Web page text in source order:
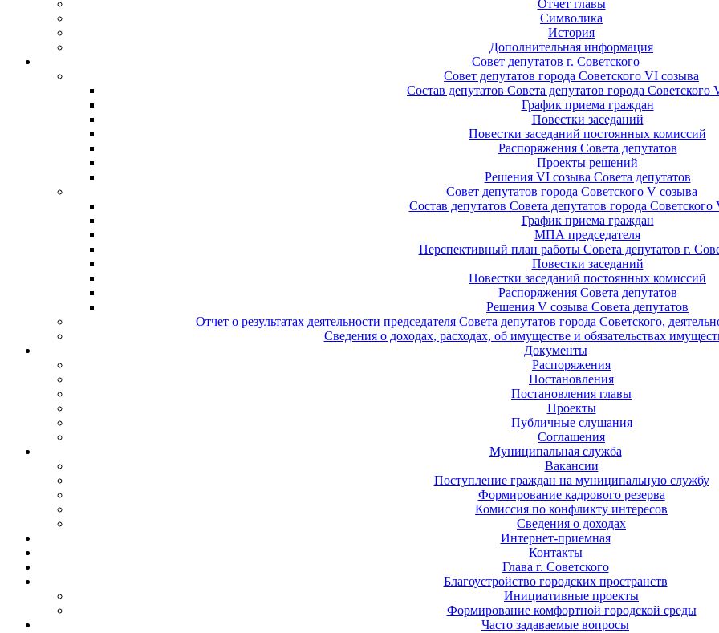
Отчет главы
Символика
История
Дополнительная информация
Совет депутатов г. Советского
Совет депутатов города Советского VI созыва
Состав депутатов Совета депутатов города Советского
График приема граждан
Повестки заседаний
Повестки заседаний постоянных комиссий
Распоряжения Совета депутатов
Проекты решений
Решения VI созыва Совета депутатов
Совет депутатов города Советского V созыва
Состав депутатов Совета депутатов города Советского
График приема граждан
МПА председателя
Перспективный план работы Совета депутатов г.
Повестки заседаний
Повестки заседаний постоянных комиссий
Распоряжения Совета депутатов
Решения V созыва Совета депутатов
Отчет о результатах деятельности председателя Совета депутатов города Советского,
Сведения о доходах, расходах, об имуществе и обязательствах
Документы
Распоряжения
Постановления
Постановления главы
Проекты
Публичные слушания
Соглашения
Муниципальная служба
Вакансии
Поступление граждан на муниципальную службу
Формирование кадрового резерва
Комиссия по конфликту интересов
Сведения о доходах
Интернет-приемная
Контакты
Глава г. Советского
Благоустройство городских пространств
Инициативные проекты
Формирование комфортной городской среды
Часто задаваемые вопросы